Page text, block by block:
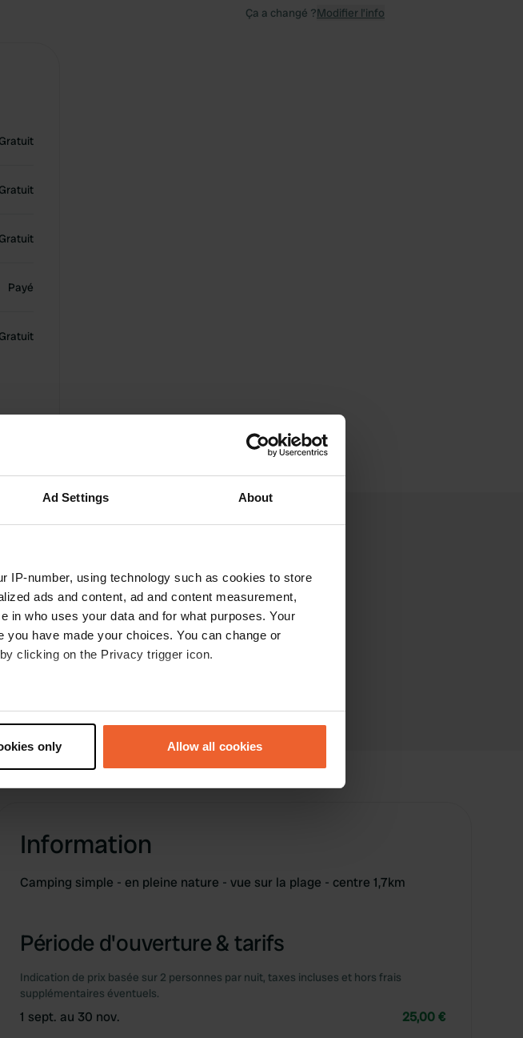
Ad Settings About
IP-number, using technology such as cookies to store
ads and content, ad and content measurement,
in who uses your data and for what purposes. Your
have made your choices. You can change or
clicking on the Privacy trigger icon.
be accurate to within several meters
your preferences in the
from your use of their services.
only Allow all cookies
Gratuit
Gratuit
Gratuit
Payé
Gratuit
Ça a changé ?Modifier l’info
avis
aux autres ce que
Information
Camping simple - en pleine nature - vue sur la plage - centre 1,7km
Période d'ouverture & tarifs
Indication de prix basée sur 2 personnes par nuit, taxes incluses et hors frais
supplémentaires éventuels.
1 sept. au 30 nov.
25,00 €